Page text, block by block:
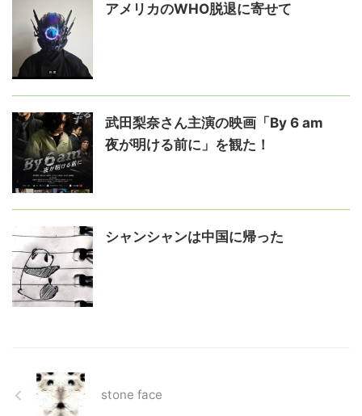
アメリカのWHO脱退に寄せて
武田梨奈さん主演の映画「By 6 am
夜が明ける前に」を観た！
シャンシャンは中国に帰った
stone face